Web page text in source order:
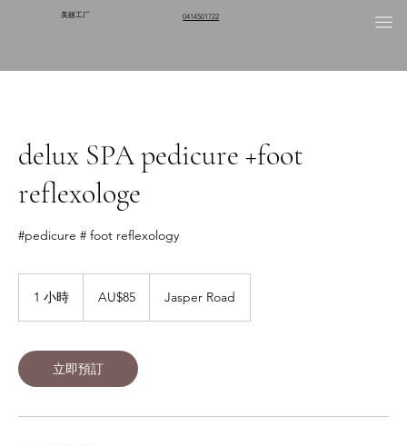
美丽工厂 0414501722
delux SPA pedicure +foot
reflexologe
#pedicure # foot reflexology
1 小時 AU$85 Jasper Road
立即預訂